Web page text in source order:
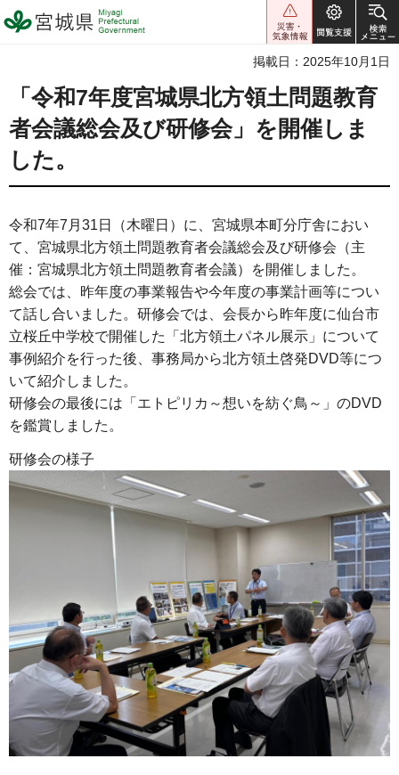
宮城県 Miyagi Prefectural
Government
掲載日：2025年10月1日
「令和7年度宮城県北方領土問題教育
者会議総会及び研修会」を開催しま
した。
令和7年7月31日（木曜日）に、宮城県本町分庁舎におい
て、宮城県北方領土問題教育者会議総会及び研修会（主
催：宮城県北方領土問題教育者会議）を開催しました。
総会では、昨年度の事業報告や今年度の事業計画等につい
て話し合いました。研修会では、会長から昨年度に仙台市
立桜丘中学校で開催した「北方領土パネル展示」について
事例紹介を行った後、事務局から北方領土啓発DVD等につ
いて紹介しました。
研修会の最後には「エトピリカ～想いを紡ぐ鳥～」のDVD
を鑑賞しました。
研修会の様子